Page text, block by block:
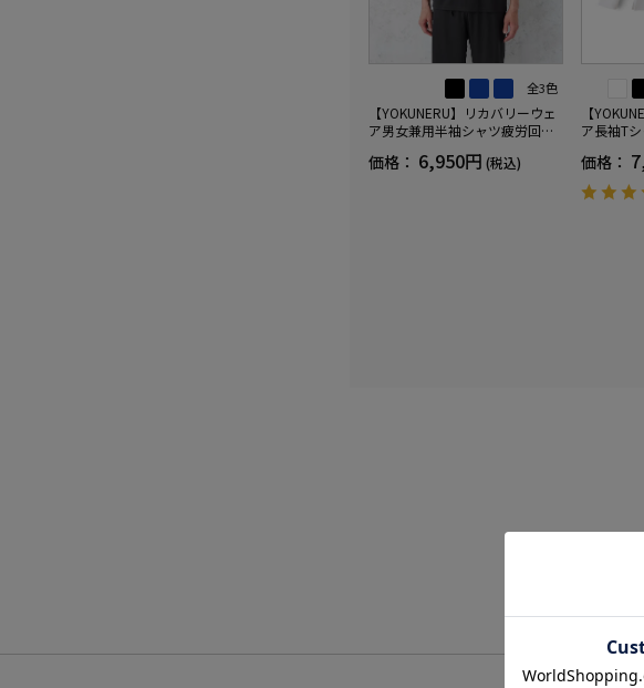
全3色
【YOKUNERU】リカバリーウェ
ア男女兼用半袖シャツ疲労回復
(R)【一般医療機器】SS～LLサイ
価格： 6,950円 (税込)
【
ア長袖T
(R)【一般
ズ
価格：